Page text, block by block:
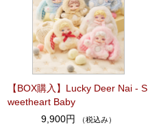
【BOX購入】Lucky Deer Nai - S
weetheart Baby
9,900円
（税込み）